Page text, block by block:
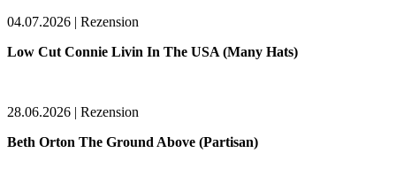
04.07.2026 | Rezension
Low Cut Connie Livin In The USA (Many Hats)
28.06.2026 | Rezension
Beth Orton The Ground Above (Partisan)